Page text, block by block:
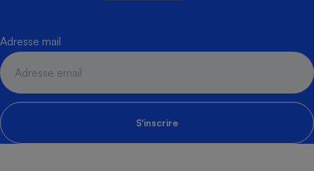
Adresse mail
S'inscrire